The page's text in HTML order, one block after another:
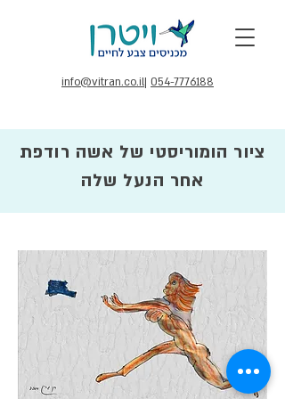
info@vitran.co.il| 054-7776188
ציור הומוריסטי של אשה רודפת
אחר הנעל שלה